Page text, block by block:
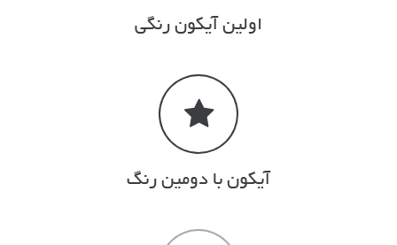
اولین آیکون رنگی
آیکون با دومین رنگ